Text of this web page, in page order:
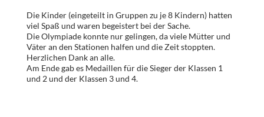
Die Kinder (eingeteilt in Gruppen zu je 8 Kindern) hatten
viel Spaß und waren begeistert bei der Sache.
Die Olympiade konnte nur gelingen, da viele Mütter und
Väter an den Stationen halfen und die Zeit stoppten.
Herzlichen Dank an alle.
Am Ende gab es Medaillen für die Sieger der Klassen 1
und 2 und der Klassen 3 und 4.